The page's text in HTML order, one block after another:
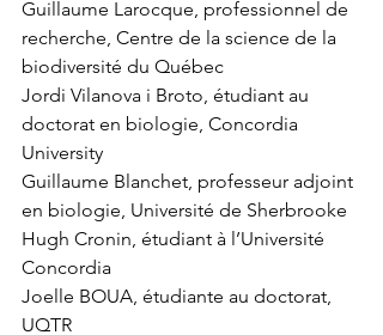
Guillaume Larocque, professionnel de
recherche, Centre de la science de la
biodiversité du Québec
Jordi Vilanova i Broto, étudiant au
doctorat en biologie, Concordia
University
Guillaume Blanchet, professeur adjoint
en biologie, Université de Sherbrooke
Hugh Cronin, étudiant à l’Université
Concordia
Joelle BOUA, étudiante au doctorat,
UQTR